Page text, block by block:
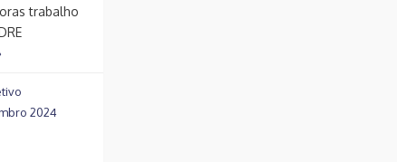
trabalho
2024